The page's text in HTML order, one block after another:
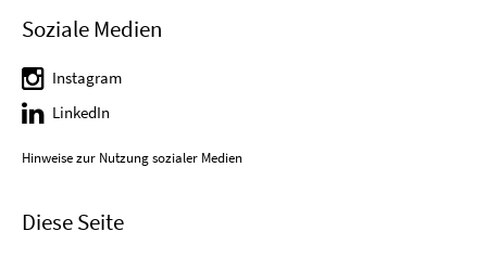
Soziale Medien
Instagram
LinkedIn
Hinweise zur Nutzung sozialer Medien
Diese Seite